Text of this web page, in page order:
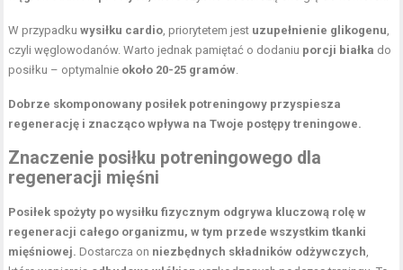
W przypadkuwysiłku cardio, priorytetem jest uzupełnienie glikogenu,
czyli węglowodanów. Warto jednak pamiętać o dodaniu porcji białka do
posiłku – optymalnie około 20-25 gramów.
Dobrze skomponowany posiłek potreningowy przyspiesza
regenerację i znacząco wpływa na Twoje postępy treningowe.
Znaczenie posiłku potreningowego dla
regeneracji mięśni
Posiłek spożyty po wysiłku fizycznym odgrywa kluczową rolę w
regeneracji całego organizmu, w tym przede wszystkim tkanki
mięśniowej. Dostarcza on niezbędnych składników odżywczych,